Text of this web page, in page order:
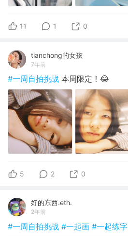
11 1 0
tianchong的女孩
7年前
#一周自拍挑战 本周限定！😂
5 2 0
好的东西.eth.
2年前
#一周自拍挑战 #一起画 #一起练字